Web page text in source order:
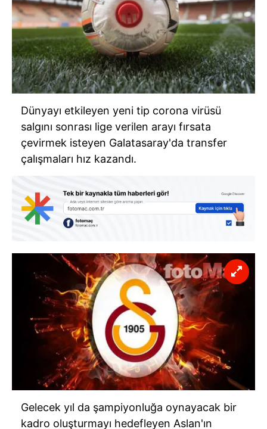
Dünyayı etkileyen yeni tip corona virüsü
salgını sonrası lige verilen arayı fırsata
çevirmek isteyen Galatasaray'da transfer
çalışmaları hız kazandı.
Gelecek yıl da şampiyonluğa oynayacak bir
kadro oluşturmayı hedefleyen Aslan'ın